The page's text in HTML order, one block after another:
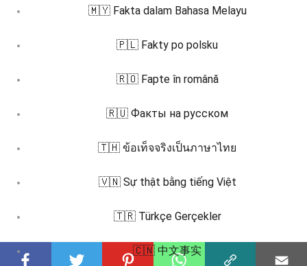
🇲🇾 Fakta dalam Bahasa Melayu
🇵🇱 Fakty po polsku
🇷🇴 Fapte în română
🇷🇺 Факты на русском
🇹🇭 ข้อเท็จจริงเป็นภาษาไทย
🇻🇳 Sự thật bằng tiếng Việt
🇹🇷 Türkçe Gerçekler
🇨🇳 中文事实